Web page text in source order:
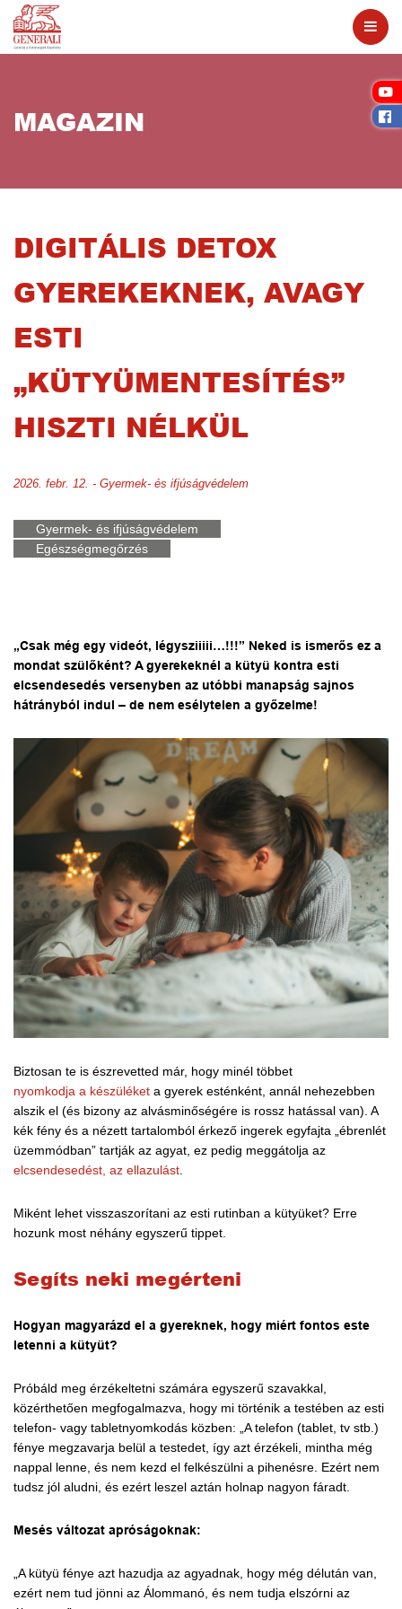
MAGAZIN
DIGITÁLIS DETOX
GYEREKEKNEK, AVAGY
ESTI
„KÜTYÜMENTESÍTÉS”
HISZTI NÉLKÜL
2026. febr. 12. - Gyermek- és ifjúságvédelem
Gyermek- és ifjúságvédelem
Egészségmegőrzés
„Csak még egy videót, légysziiiii…!!!” Neked is ismerős ez a
mondat szülőként? A gyerekeknél a kütyü kontra esti
elcsendesedés versenyben az utóbbi manapság sajnos
hátrányból indul – de nem esélytelen a győzelme!
Biztosan te is észrevetted már, hogy minél többet
nyomkodja a készüléket a gyerek esténként, annál nehezebben
alszik el (és bizony az alvásminőségére is rossz hatással van). A
kék fény és a nézett tartalomból érkező ingerek egyfajta „ébrenlét
üzemmódban” tartják az agyat, ez pedig meggátolja az
elcsendesedést, az ellazulást.
Miként lehet visszaszorítani az esti rutinban a kütyüket? Erre
hozunk most néhány egyszerű tippet.
Segíts neki megérteni
Hogyan magyarázd el a gyereknek, hogy miért fontos este
letenni a kütyüt?
Próbáld meg érzékeltetni számára egyszerű szavakkal,
közérthetően megfogalmazva, hogy mi történik a testében az esti
telefon- vagy tabletnyomkodás közben: „A telefon (tablet, tv stb.)
fénye megzavarja belül a testedet, így azt érzékeli, mintha még
nappal lenne, és nem kezd el felkészülni a pihenésre. Ezért nem
tudsz jól aludni, és ezért leszel aztán holnap nagyon fáradt.
Mesés változat apróságoknak:
„A kütyü fénye azt hazudja az agyadnak, hogy még délután van,
ezért nem tud jönni az Álommanó, és nem tudja elszórni az